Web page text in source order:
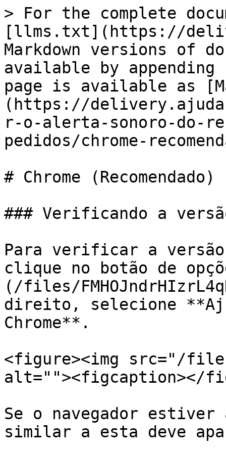
> For the complete
[llms.txt](https://
Markdown versions of
available by
page is available as
(https://
r-o-alerta-sonoro-do-
pedidos/chrome-
# Chrome (Recomendado)
### Verificando a
Para verificar a versão
clique no botão de
(/files/
direito, selecione
Chrome**.
<figure><img src="/files/
alt=""><figcaption></
Se o navegador estiver
similar a esta deve